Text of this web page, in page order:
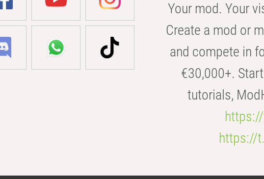
Your mod. Your
Create a mod or
and compete in
€30,000+.
tutorials,
https://